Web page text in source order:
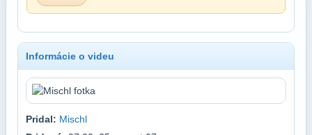
Informácie o videu
Pridal: Mischl